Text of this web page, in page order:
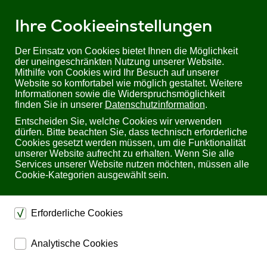
Ihre Cookieeinstellungen
Der Einsatz von Cookies bietet Ihnen die Möglichkeit
der uneingeschränkten Nutzung unserer Website.
Mithilfe von Cookies wird Ihr Besuch auf unserer
Website so komfortabel wie möglich gestaltet. Weitere
Informationen sowie die Widerspruchsmöglichkeit
finden Sie in unserer Datenschutzinformation.
Entscheiden Sie, welche Cookies wir verwenden
dürfen. Bitte beachten Sie, dass technisch erforderliche
Cookies gesetzt werden müssen, um die Funktionalität
unserer Website aufrecht zu erhalten. Wenn Sie alle
Services unserer Website nutzen möchten, müssen alle
Cookie-Kategorien ausgewählt sein.
Erforderliche Cookies
dienen dem technischen einwandfreien Betrieb unserer
Website.
Analytische Cookies
Sie befinden sich hier:Startseite Produkte KVM
KVM Zubehör
KVM Kabel
ATEN KVM Kabel
ATEN 2L-53...U
ATEN 2L-5303U | 3 m USB KVM Kabel mit Audio
ATEN 2L-5303U 3 m USB KVM Kabel mit Audio